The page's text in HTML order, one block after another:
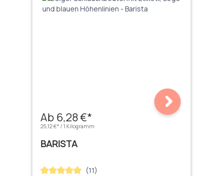
Ab 6,28 €*
25,12 €* / 1 Kilogramm
BARISTA
Durchschnittliche Bewertung von 5 von 5 Sternen
(11)